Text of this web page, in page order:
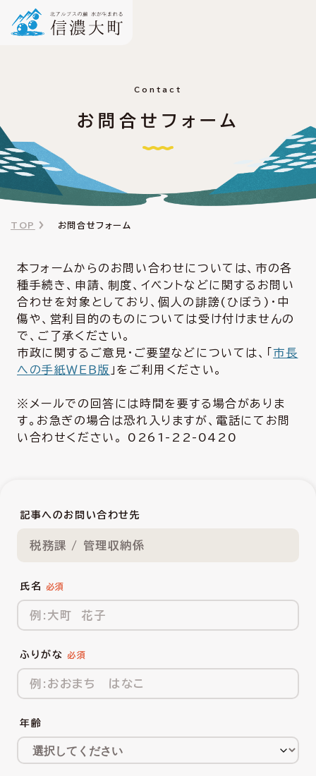
Contact
お問合せフォーム
TOP お問合せフォーム
本フォームからのお問い合わせについては、市の各
種手続き、申請、制度、イベントなどに関するお問い
合わせを対象としており、個人の誹謗(ひぼう)・中
傷や、営利目的のものについては受け付けませんの
で、ご了承ください。
市政に関するご意見・ご要望などについては、「市長
への手紙ＷＥＢ版 」をご利用ください。
※メールでの回答には時間を要する場合がありま
す。お急ぎの場合は恐れ入りますが、電話にてお問
い合わせください。 0261-22-0420
記事へのお問い合わせ先
税務課 / 管理収納係
氏名
ふりがな
年齢